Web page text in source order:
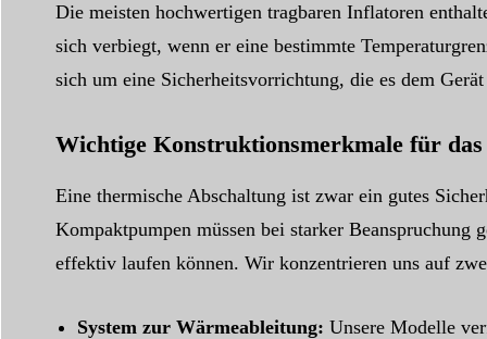
Die meisten hochwertigen tragbaren Inflatoren
sich verbiegt, wenn er eine bestimmte
sich um eine Sicherheitsvorrichtung, die es dem
Wichtige Konstruktionsmerkmale für das
Eine thermische Abschaltung ist zwar ein gutes
Kompaktpumpen müssen bei starker Beanspruchung
effektiv laufen können. Wir konzentrieren uns auf
System zur Wärmeableitung: Unsere Modelle